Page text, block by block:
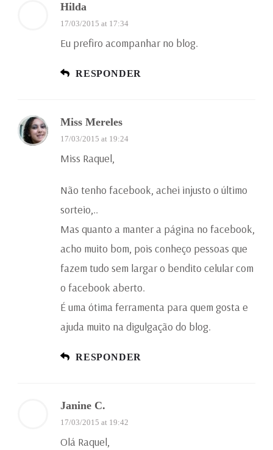
Hilda
17/03/2015 at 17:34
Eu prefiro acompanhar no blog.
RESPONDER
Miss Mereles
17/03/2015 at 19:24
Miss Raquel,
Não tenho facebook, achei injusto o último
sorteio,..
Mas quanto a manter a página no facebook,
acho muito bom, pois conheço pessoas que
fazem tudo sem largar o bendito celular com
o facebook aberto.
É uma ótima ferramenta para quem gosta e
ajuda muito na digulgação do blog.
RESPONDER
Janine C.
17/03/2015 at 19:42
Olá Raquel,